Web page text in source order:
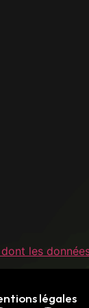
les
légales